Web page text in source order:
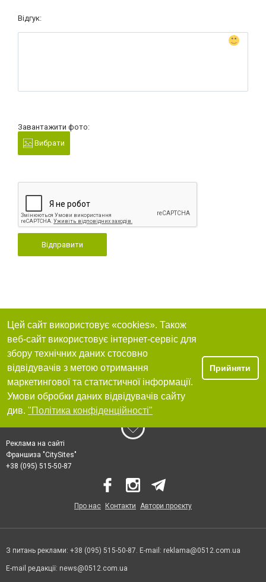
Відгук:
Завантажити фото:
Вибрати
Відправити
Цей сайт використовує «cookies». Також
веб-сайт використовує інтернет-сервіс для
збору технічних даних стосовно
відвідувачів з метою отримання
маркетингової та статистичної інформації.
Умови обробки даних відвідувачів сайту
див. "Політика конфіденційності"
Прийняти
Реклама на сайті
Франшиза "CitySites"
+38 (095) 515-50-87
Про нас Контакти Автори проєкту
З питань реклами: +38 (095) 515-50-87. E-mail: reklama@0512.com.ua
E-mail редакції: news@0512.com.ua